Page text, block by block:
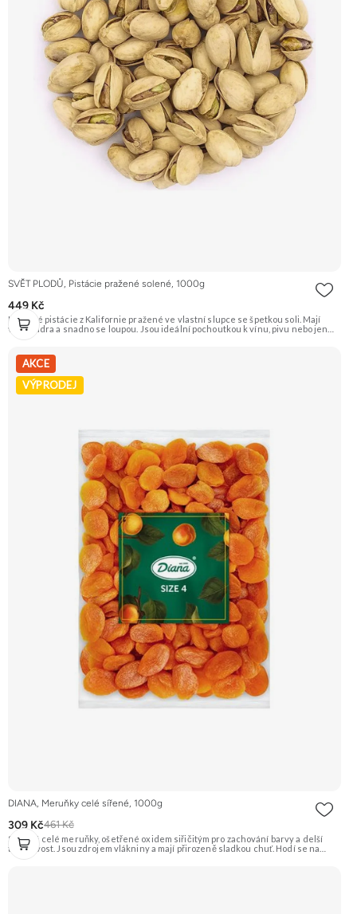
SVĚT PLODŮ, Pistácie pražené solené, 1000g
449 Kč
Křupavé pistácie z Kalifornie pražené ve vlastní slupce se špetkou soli. Mají
velká jádra a snadno se loupou. Jsou ideální pochoutkou k vínu, pivu nebo jen
AKCE
VÝPRODEJ
DIANA, Meruňky celé sířené, 1000g
309 Kč461 Kč
Sušené celé meruňky, ošetřené oxidem siřičitým pro zachování barvy a delší
trvanlivost. Jsou zdrojem vlákniny a mají přirozeně sladkou chuť. Hodí se na